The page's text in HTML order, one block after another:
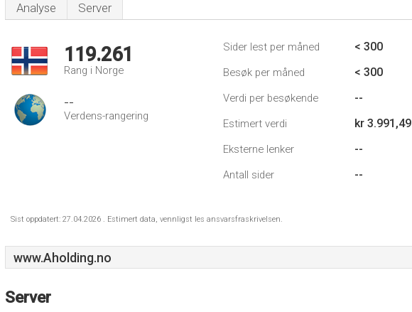
Analyse Server
119.261
Rang i Norge
--
Verdens-rangering
Sider lest per måned < 300
Besøk per måned < 300
Verdi per besøkende --
Estimert verdi kr 3.991,49
Eksterne lenker --
Antall sider --
Sist oppdatert: 27.04.2026 . Estimert data, vennligst les ansvarsfraskrivelsen.
www.Aholding.no
Server